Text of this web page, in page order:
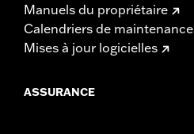
Manuels du propriétaire
Calendriers de maintenance
Mises à jour logicielles
ASSURANCE